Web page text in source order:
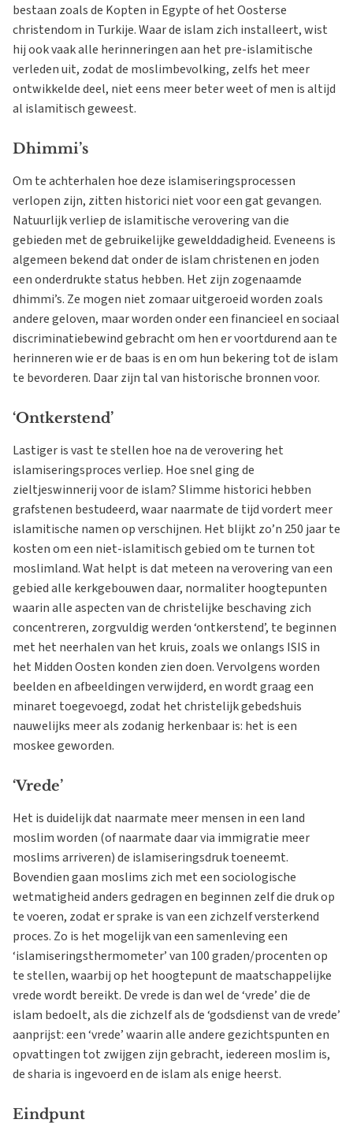
bestaan zoals de Kopten in Egypte of het Oosterse
christendom in Turkije. Waar de islam zich installeert, wist
hij ook vaak alle herinneringen aan het pre-islamitische
verleden uit, zodat de moslimbevolking, zelfs het meer
ontwikkelde deel, niet eens meer beter weet of men is altijd
al islamitisch geweest.
Dhimmi’s
Om te achterhalen hoe deze islamiseringsprocessen
verlopen zijn, zitten historici niet voor een gat gevangen.
Natuurlijk verliep de islamitische verovering van die
gebieden met de gebruikelijke gewelddadigheid. Eveneens is
algemeen bekend dat onder de islam christenen en joden
een onderdrukte status hebben. Het zijn zogenaamde
dhimmi’s. Ze mogen niet zomaar uitgeroeid worden zoals
andere geloven, maar worden onder een financieel en sociaal
discriminatiebewind gebracht om hen er voortdurend aan te
herinneren wie er de baas is en om hun bekering tot de islam
te bevorderen. Daar zijn tal van historische bronnen voor.
‘Ontkerstend’
Lastiger is vast te stellen hoe na de verovering het
islamiseringsproces verliep. Hoe snel ging de
zieltjeswinnerij voor de islam? Slimme historici hebben
grafstenen bestudeerd, waar naarmate de tijd vordert meer
islamitische namen op verschijnen. Het blijkt zo’n 250 jaar te
kosten om een niet-islamitisch gebied om te turnen tot
moslimland. Wat helpt is dat meteen na verovering van een
gebied alle kerkgebouwen daar, normaliter hoogtepunten
waarin alle aspecten van de christelijke beschaving zich
concentreren, zorgvuldig werden ‘ontkerstend’, te beginnen
met het neerhalen van het kruis, zoals we onlangs ISIS in
het Midden Oosten konden zien doen. Vervolgens worden
beelden en afbeeldingen verwijderd, en wordt graag een
minaret toegevoegd, zodat het christelijk gebedshuis
nauwelijks meer als zodanig herkenbaar is: het is een
moskee geworden.
‘Vrede’
Het is duidelijk dat naarmate meer mensen in een land
moslim worden (of naarmate daar via immigratie meer
moslims arriveren) de islamiseringsdruk toeneemt.
Bovendien gaan moslims zich met een sociologische
wetmatigheid anders gedragen en beginnen zelf die druk op
te voeren, zodat er sprake is van een zichzelf versterkend
proces. Zo is het mogelijk van een samenleving een
‘islamiseringsthermometer’ van 100 graden/procenten op
te stellen, waarbij op het hoogtepunt de maatschappelijke
vrede wordt bereikt. De vrede is dan wel de ‘vrede’ die de
islam bedoelt, als die zichzelf als de ‘godsdienst van de vrede’
aanprijst: een ‘vrede’ waarin alle andere gezichtspunten en
opvattingen tot zwijgen zijn gebracht, iedereen moslim is,
de sharia is ingevoerd en de islam als enige heerst.
Eindpunt